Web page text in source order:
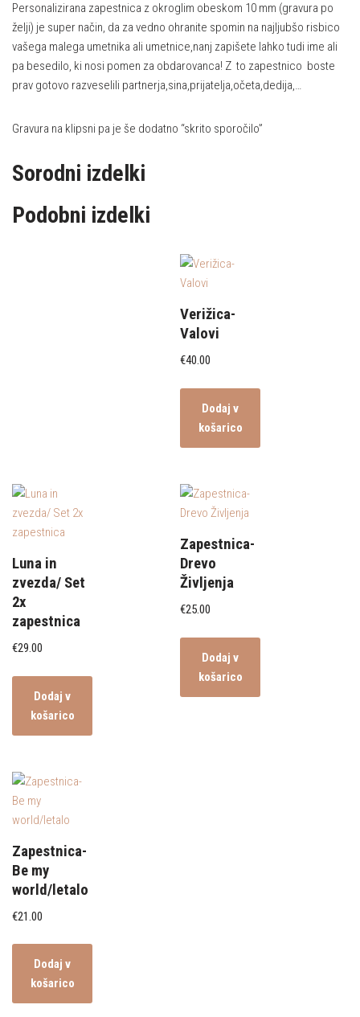
Personalizirana zapestnica z okroglim obeskom 10 mm (gravura po
želji) je super način, da za vedno ohranite spomin na najljubšo risbico
vašega malega umetnika ali umetnice,nanj zapišete lahko tudi ime ali
pa besedilo, ki nosi pomen za obdarovanca! Z to zapestnico boste
prav gotovo razveselili partnerja,sina,prijatelja,očeta,dedija,…
Gravura na klipsni pa je še dodatno “skrito sporočilo”
Sorodni izdelki
Podobni izdelki
Verižica-
Valovi
€40.00
Dodaj v
košarico
Luna in
zvezda/ Set
2x
zapestnica
€29.00
Dodaj v
košarico
Zapestnica-
Drevo
Življenja
€25.00
Dodaj v
košarico
Zapestnica-
Be my
world/letalo
€21.00
Dodaj v
košarico